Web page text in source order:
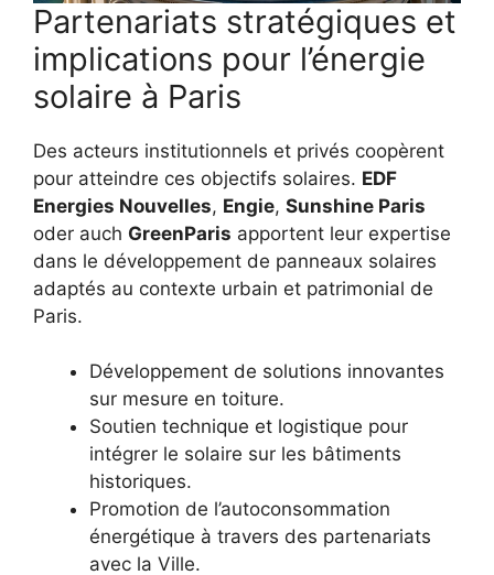
Partenariats stratégiques et
implications pour l’énergie
solaire à Paris
Des acteurs institutionnels et privés coopèrent
pour atteindre ces objectifs solaires. EDF
Energies Nouvelles, Engie, Sunshine Paris
oder auch GreenParis apportent leur expertise
dans le développement de panneaux solaires
adaptés au contexte urbain et patrimonial de
Paris.
Développement de solutions innovantes
sur mesure en toiture.
Soutien technique et logistique pour
intégrer le solaire sur les bâtiments
historiques.
Promotion de l’autoconsommation
énergétique à travers des partenariats
avec la Ville.